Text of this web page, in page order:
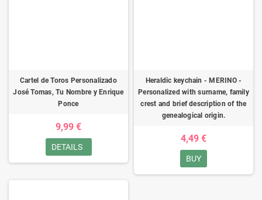
Cartel de Toros Personalizado
José Tomas, Tu Nombre y Enrique
Ponce
9,99 €
DETAILS
Heraldic keychain - MERINO -
Personalized with surname, family
crest and brief description of the
genealogical origin.
4,49 €
BUY